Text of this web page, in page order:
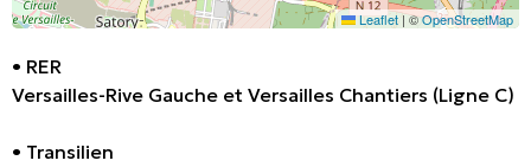
Leaflet |©OpenStreetMap
• RER
Versailles-Rive Gauche et Versailles Chantiers (Ligne C)
• Transilien